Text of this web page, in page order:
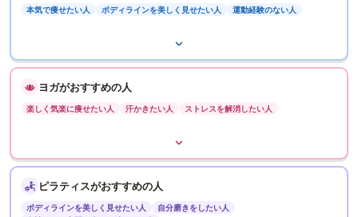
本気で痩せたい人 ボディラインを美しく見せたい人 運動経験のない人
ヨガがおすすめの人
楽しく気楽に痩せたい人 汗かきたい人 ストレスを解消したい人
ピラティスがおすすめの人
ボディラインを美しく見せたい人
自分磨きをしたい人